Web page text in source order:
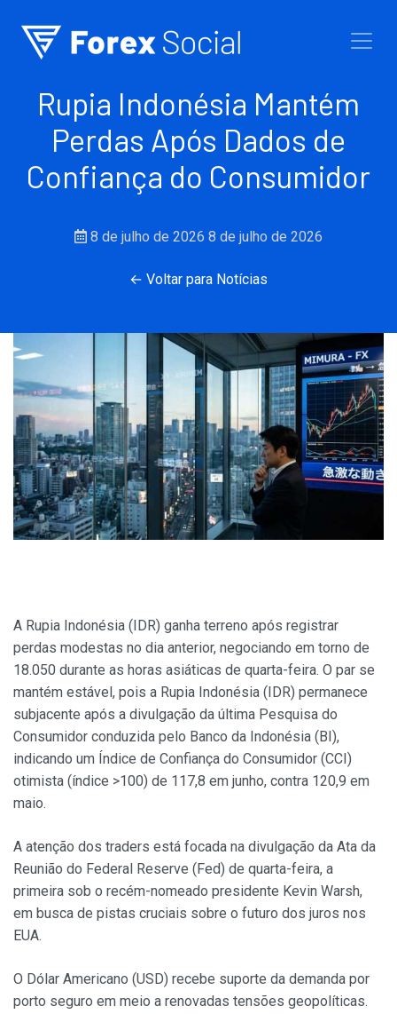
Rupia Indonésia Mantém
Perdas Após Dados de
Confiança do Consumidor
8 de julho de 2026 8 de julho de 2026
← Voltar para Notícias
A Rupia Indonésia (IDR) ganha terreno após registrar
perdas modestas no dia anterior, negociando em torno de
18.050 durante as horas asiáticas de quarta-feira. O par se
mantém estável, pois a Rupia Indonésia (IDR) permanece
subjacente após a divulgação da última Pesquisa do
Consumidor conduzida pelo Banco da Indonésia (BI),
indicando um Índice de Confiança do Consumidor (CCI)
otimista (índice >100) de 117,8 em junho, contra 120,9 em
maio.
A atenção dos traders está focada na divulgação da Ata da
Reunião do Federal Reserve (Fed) de quarta-feira, a
primeira sob o recém-nomeado presidente Kevin Warsh,
em busca de pistas cruciais sobre o futuro dos juros nos
EUA.
O Dólar Americano (USD) recebe suporte da demanda por
porto seguro em meio a renovadas tensões geopolíticas.